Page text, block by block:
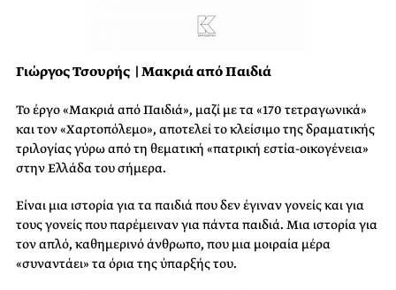
Γιώργος Τσουρής | Μακριά από Παιδιά
Το έργο «Μακριά από Παιδιά», μαζί με τα «170 τετραγωνικά»
και τον «Χαρτοπόλεμο», αποτελεί το κλείσιμο της δραματικής
τριλογίας γύρω από τη θεματική «πατρική εστία-οικογένεια»
στην Ελλάδα του σήμερα.
Είναι μια ιστορία για τα παιδιά που δεν έγιναν γονείς και για
τους γονείς που παρέμειναν για πάντα παιδιά. Μια ιστορία για
τον απλό, καθημερινό άνθρωπο, που μια μοιραία μέρα
«συναντάει» τα όρια της ύπαρξής του.